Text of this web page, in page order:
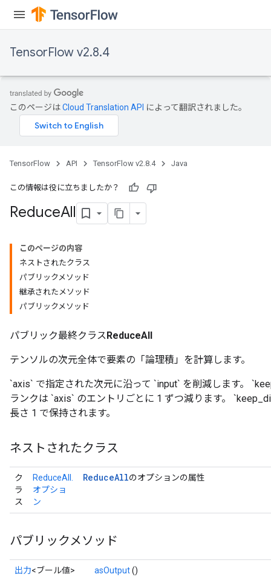
TensorFlow v2.8.4
このページはCloud Translation API によって翻訳されました。
TensorFlow API TensorFlow v2.8.4 Java
この情報は役に立ちましたか？
ReduceAll
このページの内容
ネストされたクラス
パブリックメソッド
継承されたメソッド
パブリックメソッド
パブリック最終クラスReduceAll
テンソルの次元全体で要素の「論理積」を計算します。
`axis` で指定された次元に沿って `input` を削減します。
ランクは `axis` のエントリごとに 1 ずつ減ります。
長さ 1 で保持されます。
ネストされたクラス
ク
ラ
ス
ReduceAll.
オプショ
ン
ReduceAllのオプションの属性
パブリックメソッド
出力<ブール値> asOutput()